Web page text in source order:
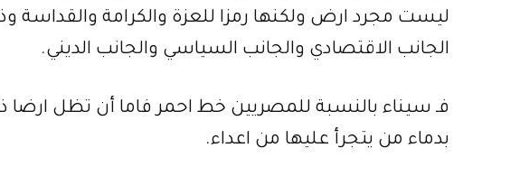
ليست مجرد ارض ولكنها رمزا للعزة والكرامة والقداسة
الجانب الاقتصادي والجانب السياسي والجانب الديني.
فـ سيناء بالنسبة للمصريين خط احمر فاما أن تظل
بدماء من يتجرأ عليها من اعداء.